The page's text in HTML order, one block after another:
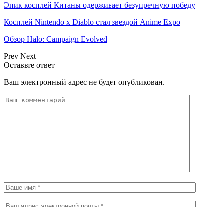
Эпик косплей Китаны одерживает безупречную победу
Косплей Nintendo x Diablo стал звездой Anime Expo
Обзор Halo: Campaign Evolved
Prev Next
Оставьте ответ
Ваш электронный адрес не будет опубликован.